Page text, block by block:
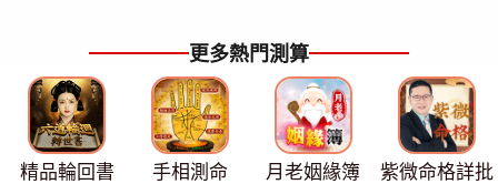
更多熱門測算
精品輪回書 手相測命 月老姻緣簿 紫微命格詳批